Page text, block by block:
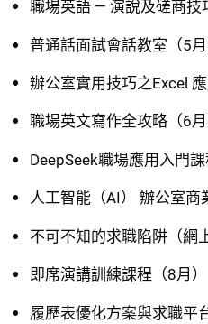
職場英語 — 演說及磋商技
普通話面試會話教室（5月
辦公室實用技巧之Excel
職場英文寫作全攻略（6月
DeepSeek職場應用入門課
人工智能（AI） 辦公室商
不可不知的求職陷阱（網
即席演講訓練課程（8月）
履歷表優化方案與求職平